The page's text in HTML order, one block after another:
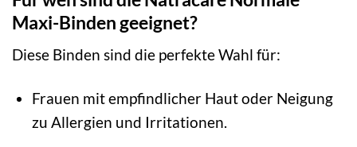
Maxi-Binden geeignet?
Diese Binden sind die perfekte Wahl für:
Frauen mit empfindlicher Haut oder Neigung
zu Allergien und Irritationen.